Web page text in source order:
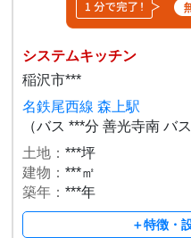
システムキッチン
稲沢市***
名鉄尾西線 森上駅
（バス ***分 善光寺南 バ
土地：***坪
建物：***㎡
築年：***年
＋特徴・